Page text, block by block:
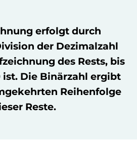
erfolgt durch
der Dezimalzahl
des Rests, bis
Die Binärzahl ergibt
Reihenfolge
Reste.